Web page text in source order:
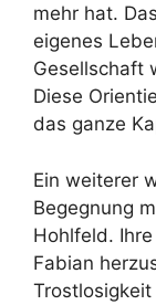
mehr hat.
eigenes
Gesellschaft
Diese
das ganze
Ein weiterer
Begegnung
Hohlfeld.
Fabian